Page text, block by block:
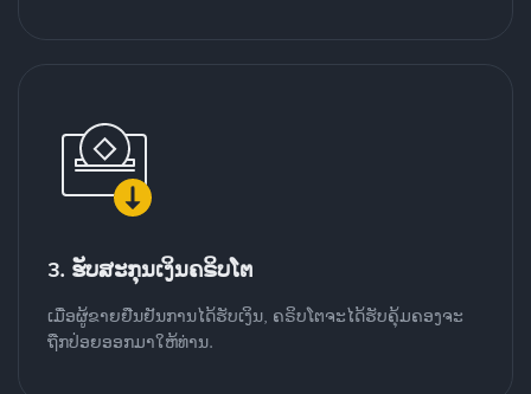
3. ຮັບສະກຸນເງິນຄຣິບໂຕ
ເມື່ອຜູ້ຂາຍຢືນຢັນການໄດ້ຮັບເງິນ, ຄຣິບໂຕຈະໄດ້ຮັບຄຸ້ມຄອງຈະ
ຖືກປ່ອຍອອກມາໃຫ້ທ່ານ.